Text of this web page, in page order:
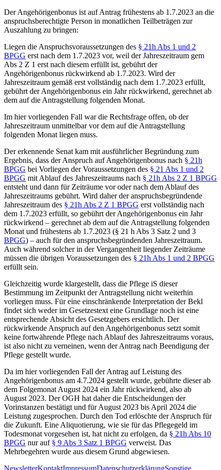
Der Angehörigenbonus ist auf Antrag frühestens ab 1.7.2023 an die
anspruchsberechtigte Person in monatlichen Teilbeträgen zur
Auszahlung zu bringen:
Liegen die Anspruchsvoraussetzungen des § 21h Abs 1 und 2
BPGG erst nach dem 1.7.2023 vor, weil der Jahreszeitraum gem
Abs 2 Z 1 erst nach diesem erfüllt ist, gebührt der
Angehörigenbonus rückwirkend ab 1.7.2023. Wird der
Jahreszeitraum gemäß erst vollständig nach dem 1.7.2023 erfüllt,
gebührt der Angehörigenbonus ein Jahr rückwirkend, gerechnet ab
dem auf die Antragstellung folgenden Monat.
Im hier vorliegenden Fall war die Rechtsfrage offen, ob der
Jahreszeitraum unmittelbar vor dem auf die Antragstellung
folgenden Monat liegen muss.
Der erkennende Senat kam mit ausführlicher Begründung zum
Ergebnis, dass der Anspruch auf Angehörigenbonus nach § 21h
BPGG bei Vorliegen der Voraussetzungen des § 21 Abs 1 und 2
BPGG mit Ablauf des Jahreszeitraums nach § 21h Abs 2 Z 1 BPGG
entsteht und dann für Zeiträume vor oder nach dem Ablauf des
Jahreszeitraums gebührt. Wird daher der anspruchsbegründende
Jahreszeitraum des § 21h Abs 2 Z 1 BPGG erst vollständig nach
dem 1.7.2023 erfüllt, so gebührt der Angehörigenbonus ein Jahr
rückwirkend – gerechnet ab dem auf die Antragstellung folgenden
Monat und frühestens ab 1.7.2023 (§ 21 h Abs 3 Satz 2 und 3
BPGG) – auch für den anspruchsbegründenden Jahreszeitraum.
Auch während solcher in der Vergangenheit liegender Zeiträume
müssen die übrigen Voraussetzungen des § 21h Abs 1 und 2 BPGG
erfüllt sein.
Gleichzeitig wurde klargestellt, dass die Pflege iS dieser
Bestimmung im Zeitpunkt der Antragstellung nicht weiterhin
vorliegen muss. Für eine einschränkende Interpretation der Bekl
findet sich weder im Gesetzestext eine Grundlage noch ist eine
entsprechende Absicht des Gesetzgebers ersichtlich. Der
rückwirkende Anspruch auf den Angehörigenbonus setzt somit
keine fortwährende Pflege nach Ablauf des Jahreszeitraums voraus,
ist also nicht zu verneinen, wenn der Antrag nach Beendigung der
Pflege gestellt wurde.
Da im hier vorliegenden Fall der Antrag auf Leistung des
Angehörigenbonus am 4.7.2024 gestellt wurde, gebührte dieser ab
dem Folgemonat August 2024 ein Jahr rückwirkend, also ab
August 2023. Der OGH hat daher die Entscheidungen der
Vorinstanzen bestätigt und für August 2023 bis April 2024 die
Leistung zugesprochen. Durch den Tod erlöschte der Anspruch für
die Zukunft. Eine Aliquotierung, wie sie für das Pflegegeld im
Todesmonat vorgesehen ist, hat nicht zu erfolgen, da § 21h Abs 10
BPGG nur auf § 9 Abs 3 Satz 1 BPGG verweist. Das
Mehrbegehren wurde aus diesem Grund abgewiesen.
NewsletterKontaktImpressumDatenschutzerklärungSonstige